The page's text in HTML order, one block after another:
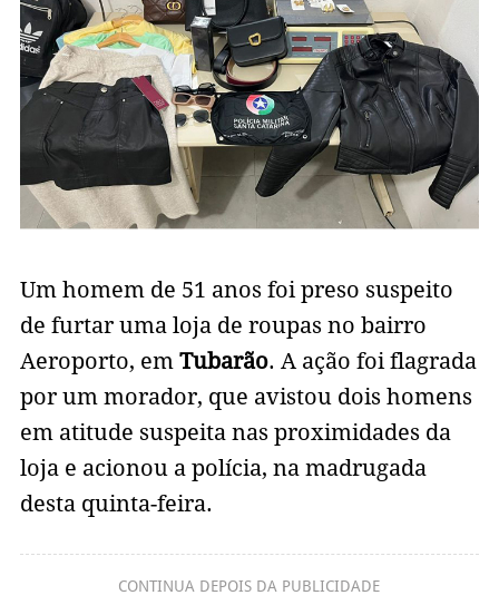
Um homem de 51 anos foi preso suspeito
de furtar uma loja de roupas no bairro
Aeroporto, em Tubarão. A ação foi flagrada
por um morador, que avistou dois homens
em atitude suspeita nas proximidades da
loja e acionou a polícia, na madrugada
desta quinta-feira.
CONTINUA DEPOIS DA PUBLICIDADE